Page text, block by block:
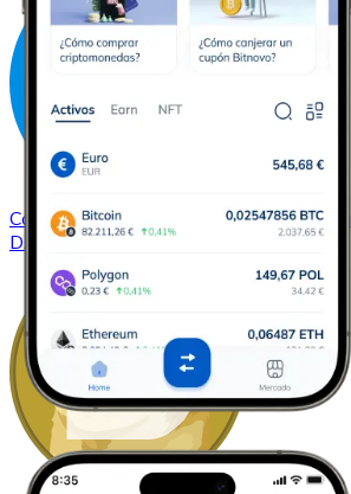
ComprarDash
con transferencia
DASH